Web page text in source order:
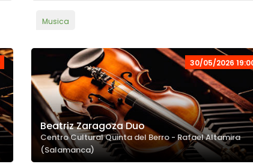
Musica
30/05/2026
Beatriz Zaragoza Duo
Centro Cultural Quinta del Berro - Rafael Altamira
(Salamanca)